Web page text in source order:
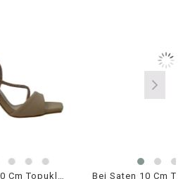
Krem Bantlı 10 Cm Topuklu Rahat Ayakkabı